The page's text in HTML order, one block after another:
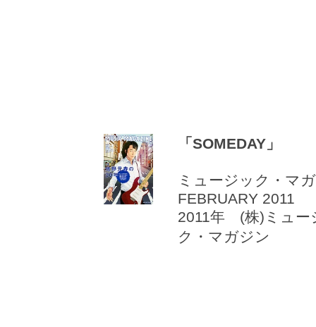
「SOMEDAY」
ミュージック・マ
FEBRUARY 2011
2011年 (株)ミュー
ク・マガジン